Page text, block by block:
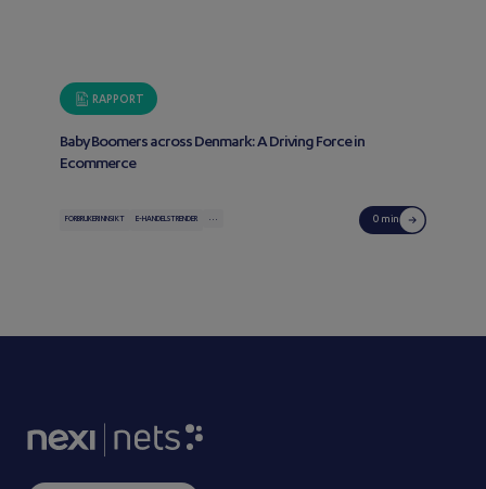
RAPPORT
Baby Boomers across Denmark: A Driving Force in
Ecommerce
FORBRUKERINNSIKT E-HANDELSTRENDER ... 0 min